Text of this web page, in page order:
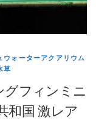
ウォーターアクアリウム
草
グフィンミニ
和国 激レア